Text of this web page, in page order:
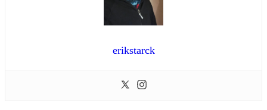
erikstarck